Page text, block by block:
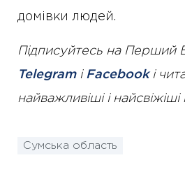
домівки людей.
Підписуйтесь на Перший
Telegramі Facebookі
найважливіші і
Сумська область